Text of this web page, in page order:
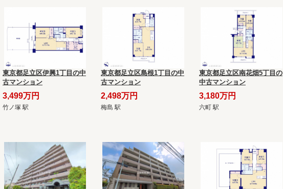
東京都足立区伊興1丁目の中
古マンション
3,499万円
竹ノ塚 駅
東京都足立区島根1丁目の中
古マンション
2,498万円
梅島 駅
東京都足立区南花畑5丁目の
中古マンション
3,180万円
六町 駅